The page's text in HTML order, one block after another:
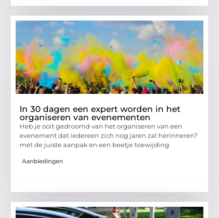
In 30 dagen een expert worden in het
organiseren van evenementen
Heb je ooit gedroomd van het organiseren van een
evenement dat iedereen zich nog jaren zal herinneren?
met de juiste aanpak en een beetje toewijding
Aanbiedingen